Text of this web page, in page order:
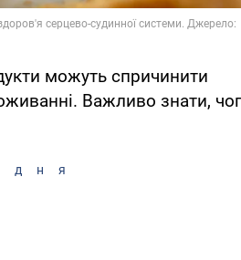
можуть спричинити
Важливо знати,
дня